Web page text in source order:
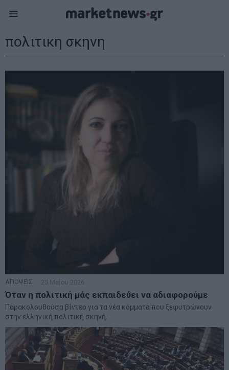
πολιτικη σκηνη
ΑΠΟΨΕΙΣ 25 Μαΐου 2026
Όταν η πολιτική μάς εκπαιδεύει να αδιαφορούμε
Παρακολουθούσα βίντεο για τα νέα κόμματα που ξεφυτρώνουν
στην ελληνική πολιτική σκηνή.